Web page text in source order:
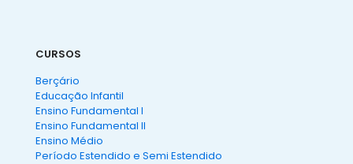
CURSOS
Berçário
Educação Infantil
Ensino Fundamental I
Ensino Fundamental II
Ensino Médio
Período Estendido e Semi Estendido